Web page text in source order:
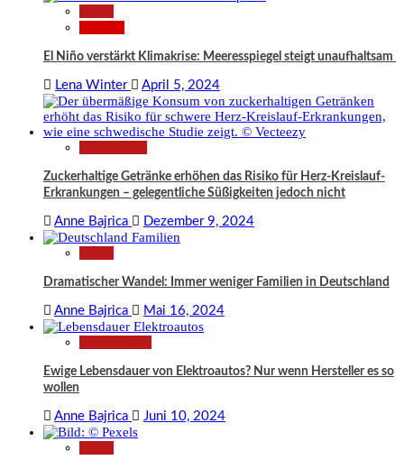
El Niño verstärkt Klimakrise: Meeresspiegel steigt unaufhaltsam
Lena Winter April 5, 2024
Zuckerhaltige Getränke erhöhen das Risiko für Herz-Kreislauf-
Erkrankungen – gelegentliche Süßigkeiten jedoch nicht
Anne Bajrica Dezember 9, 2024
Dramatischer Wandel: Immer weniger Familien in Deutschland
Anne Bajrica Mai 16, 2024
Ewige Lebensdauer von Elektroautos? Nur wenn Hersteller es so
wollen
Anne Bajrica Juni 10, 2024